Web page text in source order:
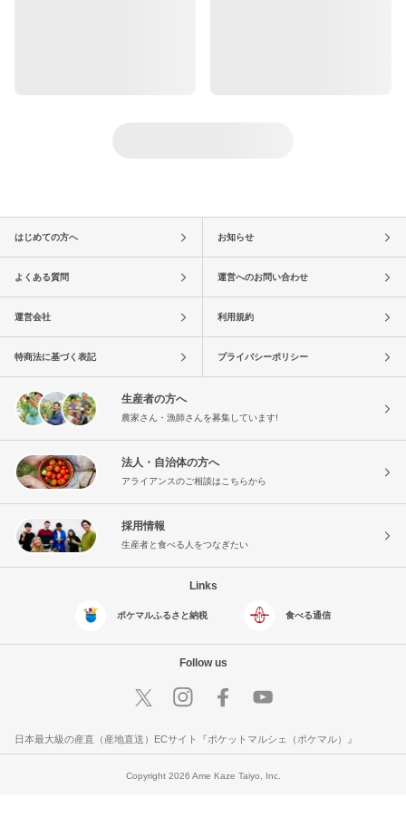
はじめての方へ お知らせ
よくある質問 運営へのお問い合わせ
運営会社 利用規約
特商法に基づく表記 プライバシーポリシー
生産者の方へ
農家さん・漁師さんを募集しています!
法人・自治体の方へ
アライアンスのご相談はこちらから
採用情報
生産者と食べる人をつなぎたい
Links
ポケマルふるさと納税 食べる通信
Follow us
日本最大級の産直（産地直送）ECサイト『ポケットマルシェ（ポケマル）』
Copyright 2026 Ame Kaze Taiyo, Inc.